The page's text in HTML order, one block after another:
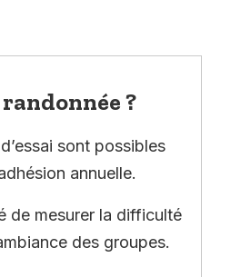
?
sont possibles
annuelle.
de mesurer la difficulté
des groupes.